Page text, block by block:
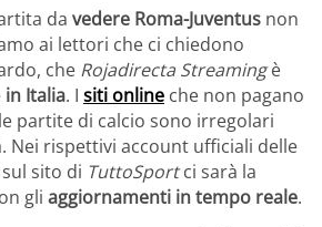
da vedere Roma-Juventus non
ai lettori che ci chiedono
che Rojadirecta Streamingè
in Italia. I siti online che non pagano
partite di calcio sono irregolari
Nei rispettivi account ufficiali delle
sito di TuttoSportci sarà la
gli aggiornamenti in tempo reale.